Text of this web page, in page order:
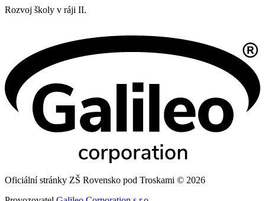
Rozvoj školy v ráji II.
Oficiální stránky ZŠ Rovensko pod Troskami © 2026